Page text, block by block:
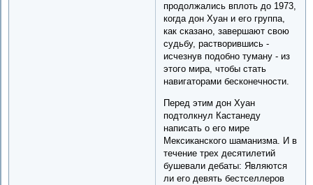
продолжались вплоть до 1973,
когда дон Хуан и его группа,
как сказано, завершают свою
судьбу, растворившись -
исчезнув подобно туману - из
этого мира, чтобы стать
навигаторами бесконечности.
Перед этим дон Хуан
подтолкнул Кастанеду
написать о его мире
Мексиканского шаманизма. И в
течение трех десятилетий
бушевали дебаты: Являются
ли его девять бестселлеров